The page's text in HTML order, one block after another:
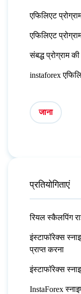
एफिलिएट
एफिलिएट
संबद्ध प्रोग्राम की
instaforex
जाना
प्रतियोगिताएं
रियल स्कैलपिंग
इंस्टाफॉरेक्स
प्राप्त करना
इंस्टाफॉरेक्स
InstaForex